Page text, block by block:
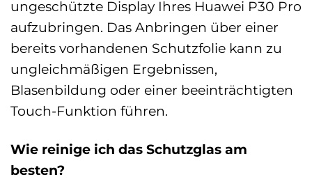
ungeschützte Display Ihres Huawei P30 Pro
aufzubringen. Das Anbringen über einer
bereits vorhandenen Schutzfolie kann zu
ungleichmäßigen Ergebnissen,
Blasenbildung oder einer beeinträchtigten
Touch-Funktion führen.
Wie reinige ich das Schutzglas am
besten?